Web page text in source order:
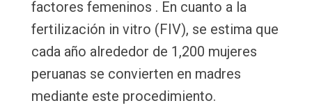
factores femeninos . En cuanto a la
fertilización in vitro (FIV), se estima que
cada año alrededor de 1,200 mujeres
peruanas se convierten en madres
mediante este procedimiento.